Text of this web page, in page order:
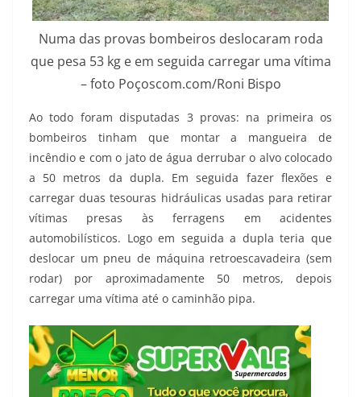
Numa das provas bombeiros deslocaram roda
que pesa 53 kg e em seguida carregar uma vítima
– foto Poçoscom.com/Roni Bispo
Ao todo foram disputadas 3 provas: na primeira os
bombeiros tinham que montar a mangueira de
incêndio e com o jato de água derrubar o alvo colocado
a 50 metros da dupla. Em seguida fazer flexões e
carregar duas tesouras hidráulicas usadas para retirar
vítimas presas às ferragens em acidentes
automobilísticos. Logo em seguida a dupla teria que
deslocar um pneu de máquina retroescavadeira (sem
rodar) por aproximadamente 50 metros, depois
carregar uma vítima até o caminhão pipa.